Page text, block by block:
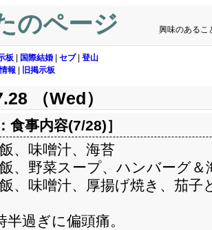
のページ 興味のあるこ
板 国際結婚 セブ| 登山
報 旧掲示板
（Wed）
食事内容(7/28)］
、味噌汁、海苔
、野菜スープ、ハンバーグ＆
、味噌汁、厚揚げ焼き、茄子
半過ぎに偏頭痛。